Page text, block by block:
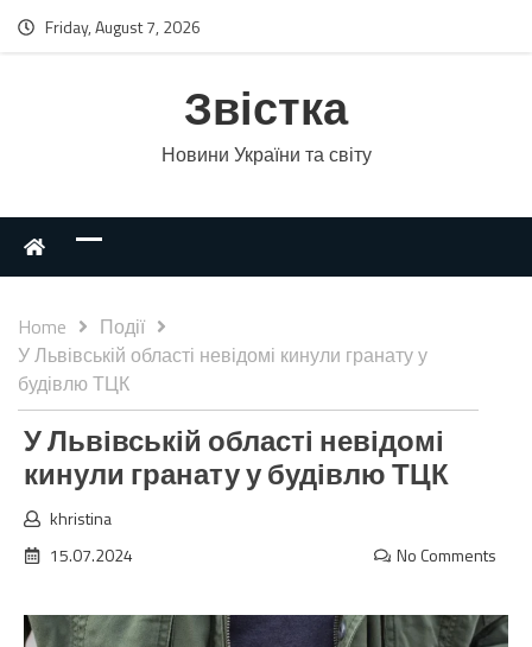
Friday, August 7, 2026
Звістка
Новини України та світу
Home
Події
У Львівській області невідомі кинули гранату у
будівлю ТЦК
У Львівській області невідомі
кинули гранату у будівлю ТЦК
khristina
15.07.2024
No Comments